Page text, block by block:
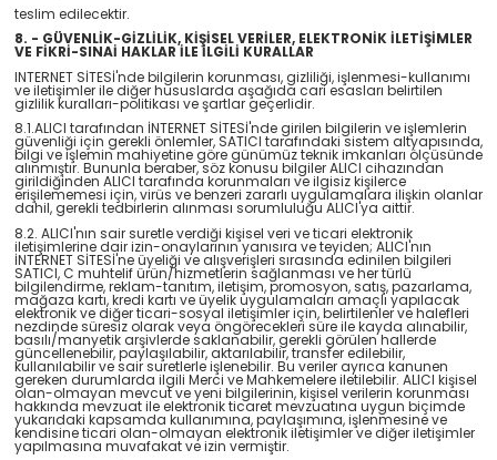
teslim edilecektir.
8. - GÜVENLİK-GİZLİLİK, KİŞİSEL VERİLER, ELEKTRONİK İLETİŞİMLER
VE FİKRİ-SINAİ HAKLAR İLE İLGİLİ KURALLAR
INTERNET SİTESİ'nde bilgilerin korunması, gizliliği, işlenmesi-kullanımı
ve iletişimler ile diğer hususlarda aşağıda cari esasları belirtilen
gizlilik kuralları-politikası ve şartlar geçerlidir.
8.1.ALICI tarafından İNTERNET SİTESİ'nde girilen bilgilerin ve işlemlerin
güvenliği için gerekli önlemler, SATICI tarafındaki sistem altyapısında,
bilgi ve işlemin mahiyetine göre günümüz teknik imkanları ölçüsünde
alınmıştır. Bununla beraber, söz konusu bilgiler ALICI cihazından
girildiğinden ALICI tarafında korunmaları ve ilgisiz kişilerce
erişilememesi için, virüs ve benzeri zararlı uygulamalara ilişkin olanlar
dahil, gerekli tedbirlerin alınması sorumluluğu ALICI'ya aittir.
8.2. ALICI'nın sair suretle verdiği kişisel veri ve ticari elektronik
iletişimlerine dair izin-onaylarının yanısıra ve teyiden; ALICI'nın
İNTERNET SİTESİ'ne üyeliği ve alışverişleri sırasında edinilen bilgileri
SATICI, C muhtelif ürün/hizmetlerin sağlanması ve her türlü
bilgilendirme, reklam-tanıtım, iletişim, promosyon, satış, pazarlama,
mağaza kartı, kredi kartı ve üyelik uygulamaları amaçlı yapılacak
elektronik ve diğer ticari-sosyal iletişimler için, belirtilenler ve halefleri
nezdinde süresiz olarak veya öngörecekleri süre ile kayda alınabilir,
basılı/manyetik arşivlerde saklanabilir, gerekli görülen hallerde
güncellenebilir, paylaşılabilir, aktarılabilir, transfer edilebilir,
kullanılabilir ve sair suretlerle işlenebilir. Bu veriler ayrıca kanunen
gereken durumlarda ilgili Merci ve Mahkemelere iletilebilir. ALICI kişisel
olan-olmayan mevcut ve yeni bilgilerinin, kişisel verilerin korunması
hakkında mevzuat ile elektronik ticaret mevzuatına uygun biçimde
yukarıdaki kapsamda kullanımına, paylaşımına, işlenmesine ve
kendisine ticari olan-olmayan elektronik iletişimler ve diğer iletişimler
yapılmasına muvafakat ve izin vermiştir.